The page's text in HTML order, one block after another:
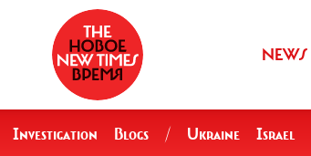
NEWS
Investigation Blogs / Ukraine Israel